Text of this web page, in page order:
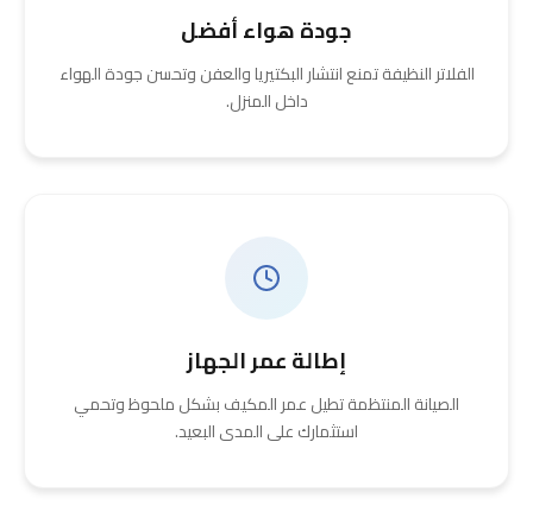
جودة هواء أفضل
الفلاتر النظيفة تمنع انتشار البكتيريا والعفن وتحسن جودة الهواء
داخل المنزل.
إطالة عمر الجهاز
الصيانة المنتظمة تطيل عمر المكيف بشكل ملحوظ وتحمي
استثمارك على المدى البعيد.